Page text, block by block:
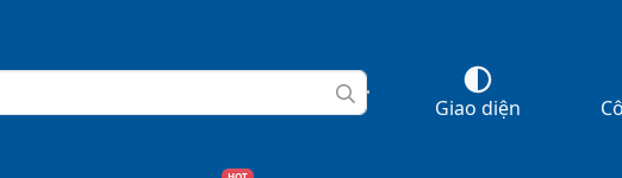
Giao diện